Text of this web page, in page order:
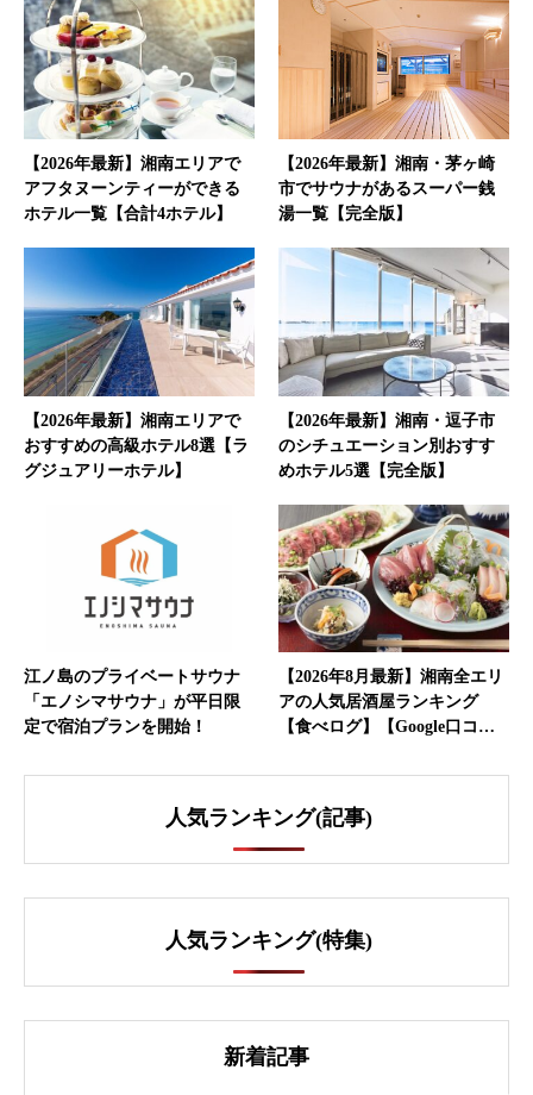
【2026年最新】湘南エリアで
アフタヌーンティーができる
ホテル一覧【合計4ホテル】
【2026年最新】湘南・茅ヶ崎
市でサウナがあるスーパー銭
湯一覧【完全版】
【2026年最新】湘南エリアで
おすすめの高級ホテル8選【ラ
グジュアリーホテル】
【2026年最新】湘南・逗子市
のシチュエーション別おすす
めホテル5選【完全版】
江ノ島のプライベートサウナ
「エノシマサウナ」が平日限
定で宿泊プランを開始！
【2026年8月最新】湘南全エリ
アの人気居酒屋ランキング
【食べログ】【Google口コ…
人気ランキング(記事)
人気ランキング(特集)
新着記事